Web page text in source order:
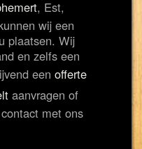
, Est,
wij een
plaatsen. Wij
en zelfs een
een offerte
aanvragen of
met ons